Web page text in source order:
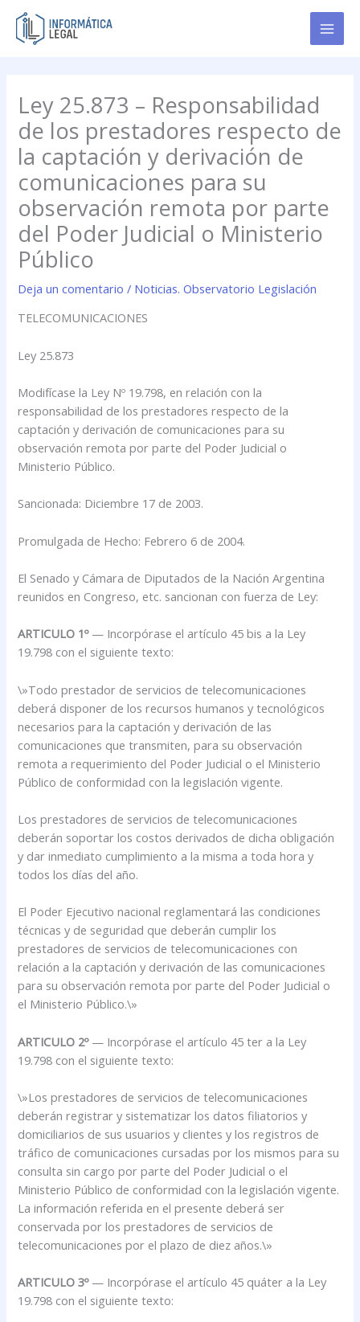
contenido
Ley 25.873 – Responsabilidad
de los prestadores respecto de
la captación y derivación de
comunicaciones para su
observación remota por parte
del Poder Judicial o Ministerio
Público
Deja un comentario / Noticias. Observatorio Legislación
TELECOMUNICACIONES
Ley 25.873
Modifícase la Ley Nº 19.798, en relación con la
responsabilidad de los prestadores respecto de la
captación y derivación de comunicaciones para su
observación remota por parte del Poder Judicial o
Ministerio Público.
Sancionada: Diciembre 17 de 2003.
Promulgada de Hecho: Febrero 6 de 2004.
El Senado y Cámara de Diputados de la Nación Argentina
reunidos en Congreso, etc. sancionan con fuerza de Ley:
ARTICULO 1º — Incorpórase el artículo 45 bis a la Ley
19.798 con el siguiente texto:
\»Todo prestador de servicios de telecomunicaciones
deberá disponer de los recursos humanos y tecnológicos
necesarios para la captación y derivación de las
comunicaciones que transmiten, para su observación
remota a requerimiento del Poder Judicial o el Ministerio
Público de conformidad con la legislación vigente.
Los prestadores de servicios de telecomunicaciones
deberán soportar los costos derivados de dicha obligación
y dar inmediato cumplimiento a la misma a toda hora y
todos los días del año.
El Poder Ejecutivo nacional reglamentará las condiciones
técnicas y de seguridad que deberán cumplir los
prestadores de servicios de telecomunicaciones con
relación a la captación y derivación de las comunicaciones
para su observación remota por parte del Poder Judicial o
el Ministerio Público.\»
ARTICULO 2º — Incorpórase el artículo 45 ter a la Ley
19.798 con el siguiente texto:
\»Los prestadores de servicios de telecomunicaciones
deberán registrar y sistematizar los datos filiatorios y
domiciliarios de sus usuarios y clientes y los registros de
tráfico de comunicaciones cursadas por los mismos para su
consulta sin cargo por parte del Poder Judicial o el
Ministerio Público de conformidad con la legislación vigente.
La información referida en el presente deberá ser
conservada por los prestadores de servicios de
telecomunicaciones por el plazo de diez años.\»
ARTICULO 3º — Incorpórase el artículo 45 quáter a la Ley
19.798 con el siguiente texto: